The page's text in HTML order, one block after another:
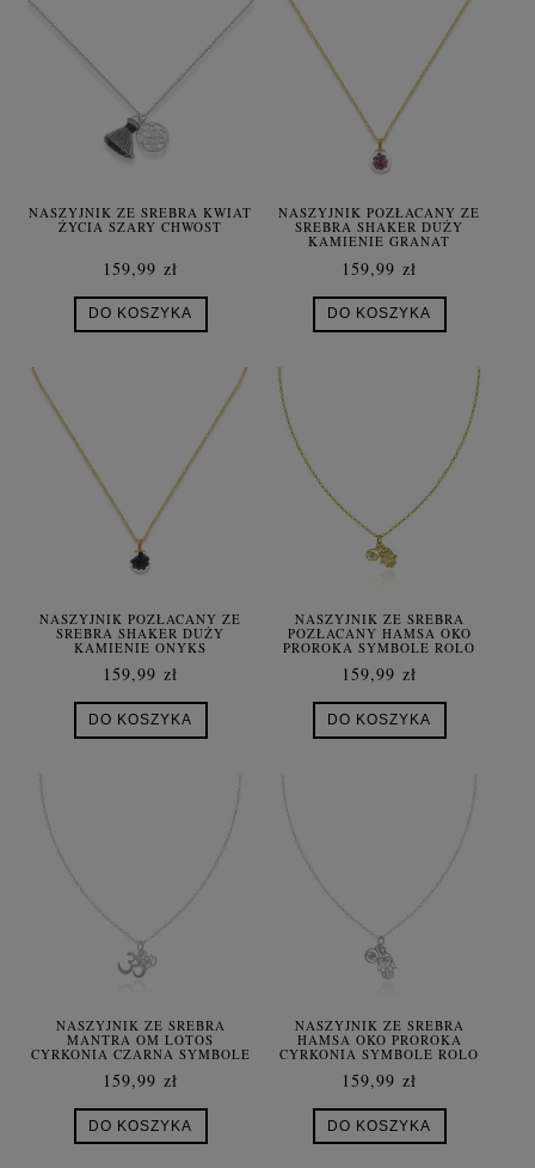
NASZYJNIK ZE SREBRA KWIAT
ŻYCIA SZARY CHWOST
159,99 zł
DO KOSZYKA
NASZYJNIK POZŁACANY ZE
SREBRA SHAKER DUŻY
KAMIENIE GRANAT
159,99 zł
DO KOSZYKA
NASZYJNIK POZŁACANY ZE
SREBRA SHAKER DUŻY
KAMIENIE ONYKS
159,99 zł
DO KOSZYKA
NASZYJNIK ZE SREBRA
POZŁACANY HAMSA OKO
PROROKA SYMBOLE ROLO
159,99 zł
DO KOSZYKA
NASZYJNIK ZE SREBRA
MANTRA OM LOTOS
CYRKONIA CZARNA SYMBOLE
159,99 zł
DO KOSZYKA
NASZYJNIK ZE SREBRA
HAMSA OKO PROROKA
CYRKONIA SYMBOLE ROLO
159,99 zł
DO KOSZYKA